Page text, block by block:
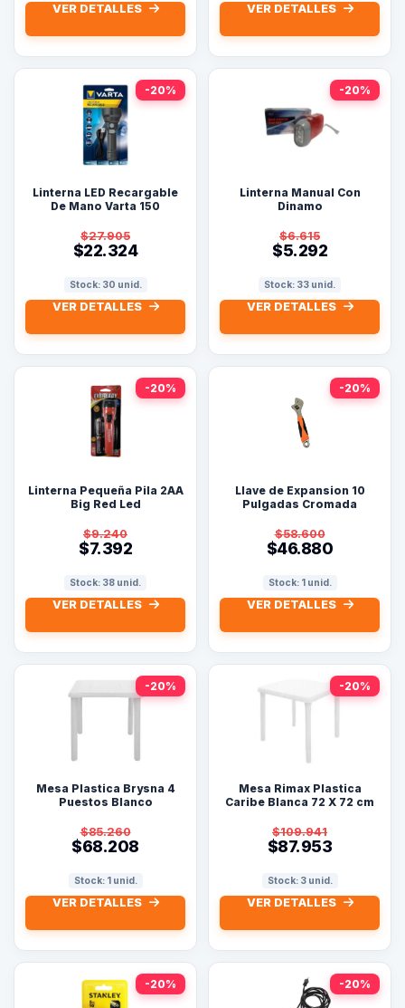
VER DETALLES VER DETALLES
-20%
Linterna LED Recargable
De Mano Varta 150
$27.905
$22.324
Stock: 30 unid.
VER DETALLES
-20%
Linterna Manual Con
Dinamo
$6.615
$5.292
Stock: 33 unid.
VER DETALLES
-20%
Linterna Pequeña Pila 2AA
Big Red Led
$9.240
$7.392
Stock: 38 unid.
VER DETALLES
-20%
Llave de Expansion 10
Pulgadas Cromada
$58.600
$46.880
Stock: 1 unid.
VER DETALLES
-20%
Mesa Plastica Brysna 4
Puestos Blanco
$85.260
$68.208
Stock: 1 unid.
VER DETALLES
-20%
Mesa Rimax Plastica
Caribe Blanca 72 X 72 cm
$109.941
$87.953
Stock: 3 unid.
VER DETALLES
-20% -20%